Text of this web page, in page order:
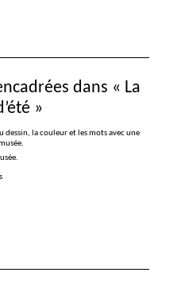
dans « La
»
dessin, la couleur et les mots avec une